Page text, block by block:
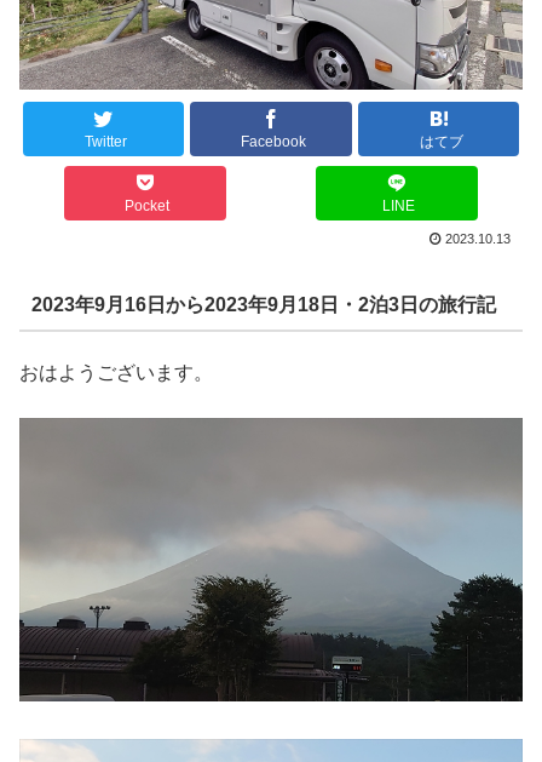
Twitter Facebook はてブ
Pocket LINE
2023.10.13
2023年9月16日から2023年9月18日・2泊3日の旅行記
おはようございます。